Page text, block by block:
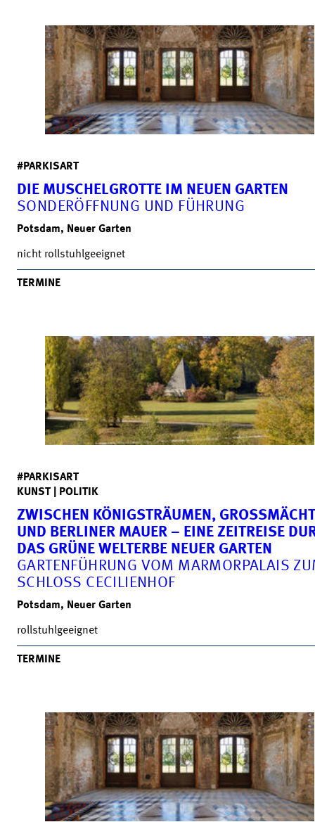
#PARKISART
DIE MUSCHELGROTTE IM NEUEN GARTEN
SONDERÖFFNUNG UND FÜHRUNG
Potsdam, Neuer Garten
nicht rollstuhlgeeignet
TERMINE
#PARKISART
KUNST | POLITIK
ZWISCHEN KÖNIGSTRÄUMEN,
ND BERLINER MAUER – EINE ZEITREISE
AS GRÜNE WELTERBE NEUER GARTEN
GARTENFÜHRUNG VOM MARMORPALAIS
SCHLOSS CECILIENHOF
Potsdam, Neuer Garten
rollstuhlgeeignet
TERMINE